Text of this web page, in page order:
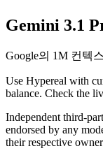
Gemini 3.1
Google의 1M 컨텍
Use Hypereal with
balance. Check the
Independent third-
endorsed by any
their respective